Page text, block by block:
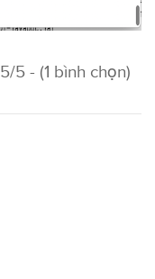
5/5 - (1 bình chọn)